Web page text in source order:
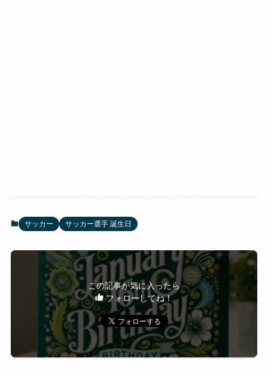
サッカー サッカー選手 誕生日
この記事が気に入ったら
フォローしてね！